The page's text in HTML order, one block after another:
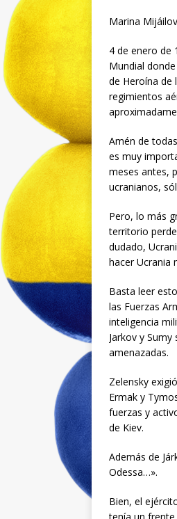
Marina
4 de enero de
Mundial
de Heroína de
regimientos
Amén de
es muy
meses antes,
ucranianos,
Pero, lo más
territorio
dudado,
hacer Ucrania
Basta leer
las Fuerzas
inteligencia
Jarkov y
amenazadas.
Zelensky
Ermak y
fuerzas y
de Kiev.
Además de
Odessa…».
Bien, el